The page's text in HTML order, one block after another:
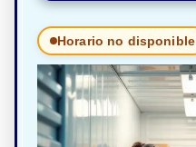
Horario no disponible